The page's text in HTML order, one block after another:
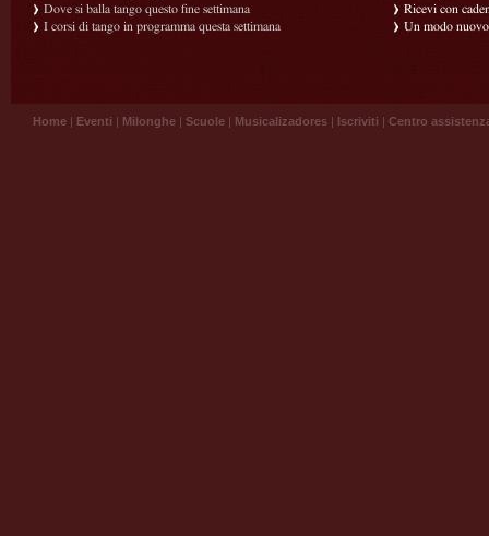
Dove si balla tango questo fine settimana
I corsi di tango in programma questa settimana
Ricevi con
Un modo
Home | Eventi | Milonghe | Scuole | Musicalizadores | Iscriviti | Centro